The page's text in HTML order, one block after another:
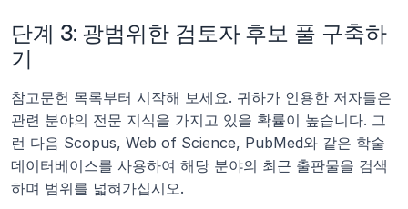
단계 3: 광범위한 검토자 후보 풀 구축하
기
참고문헌 목록부터 시작해 보세요. 귀하가 인용한 저자들은
관련 분야의 전문 지식을 가지고 있을 확률이 높습니다. 그
런 다음 Scopus, Web of Science, PubMed와 같은 학술
데이터베이스를 사용하여 해당 분야의 최근 출판물을 검색
하며 범위를 넓혀가십시오.